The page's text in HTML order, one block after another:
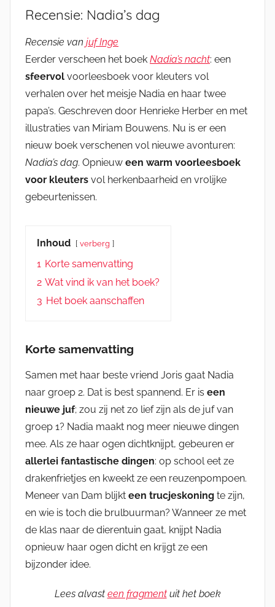
Recensie: Nadia’s dag
Recensie van juf Inge
Eerder verscheen het boek Nadia’s nacht: een
sfeervol voorleesboek voor kleuters vol
verhalen over het meisje Nadia en haar twee
papa’s. Geschreven door Henrieke Herber en met
illustraties van Miriam Bouwens. Nu is er een
nieuw boek verschenen vol nieuwe avonturen:
Nadia’s dag. Opnieuw een warm voorleesboek
voor kleuters vol herkenbaarheid en vrolijke
gebeurtenissen.
Inhoud verberg
1 Korte samenvatting
2 Wat vind ik van het boek?
3 Het boek aanschaffen
Korte samenvatting
Samen met haar beste vriend Joris gaat Nadia
naar groep 2. Dat is best spannend. Er is een
nieuwe juf; zou zij net zo lief zijn als de juf van
groep 1? Nadia maakt nog meer nieuwe dingen
mee. Als ze haar ogen dichtknijpt, gebeuren er
allerlei fantastische dingen: op school eet ze
drakenfrietjes en kweekt ze een reuzenpompoen.
Meneer van Dam blijkt een trucjeskoning te zijn,
en wie is toch die brulbuurman? Wanneer ze met
de klas naar de dierentuin gaat, knijpt Nadia
opnieuw haar ogen dicht en krijgt ze een
bijzonder idee.
Lees alvast een fragmentuit het boek